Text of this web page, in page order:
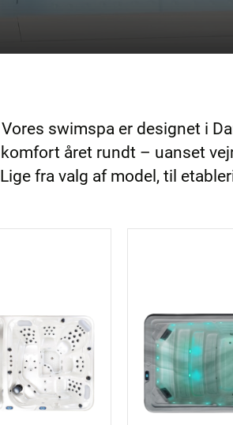
swimspa er designet i
året rundt – uanset
fra valg af model, til